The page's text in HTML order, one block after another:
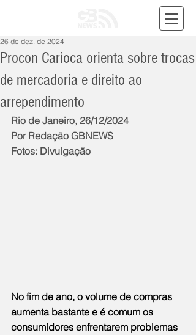
Procon Carioca orienta sobre trocas
de mercadoria e direito ao
arrependimento
26 de dez. de 2024
Rio de Janeiro, 26/12/2024
Por Redação GBNEWS
Fotos: Divulgação
No fim de ano, o volume de compras
aumenta bastante e é comum os
consumidores enfrentarem problemas